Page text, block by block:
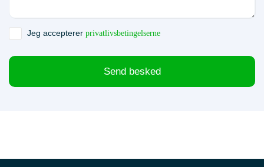
Jeg accepterer privatlivsbetingelserne
Send besked